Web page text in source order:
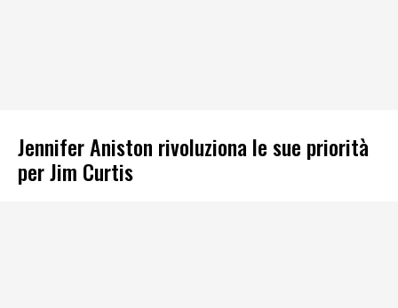
Jennifer Aniston rivoluziona le sue priorità
per Jim Curtis